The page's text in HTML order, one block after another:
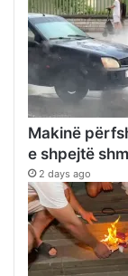
Makinë
e shpejtë
2 days ago